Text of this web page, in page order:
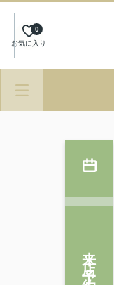
お気に入り
0
来店予約